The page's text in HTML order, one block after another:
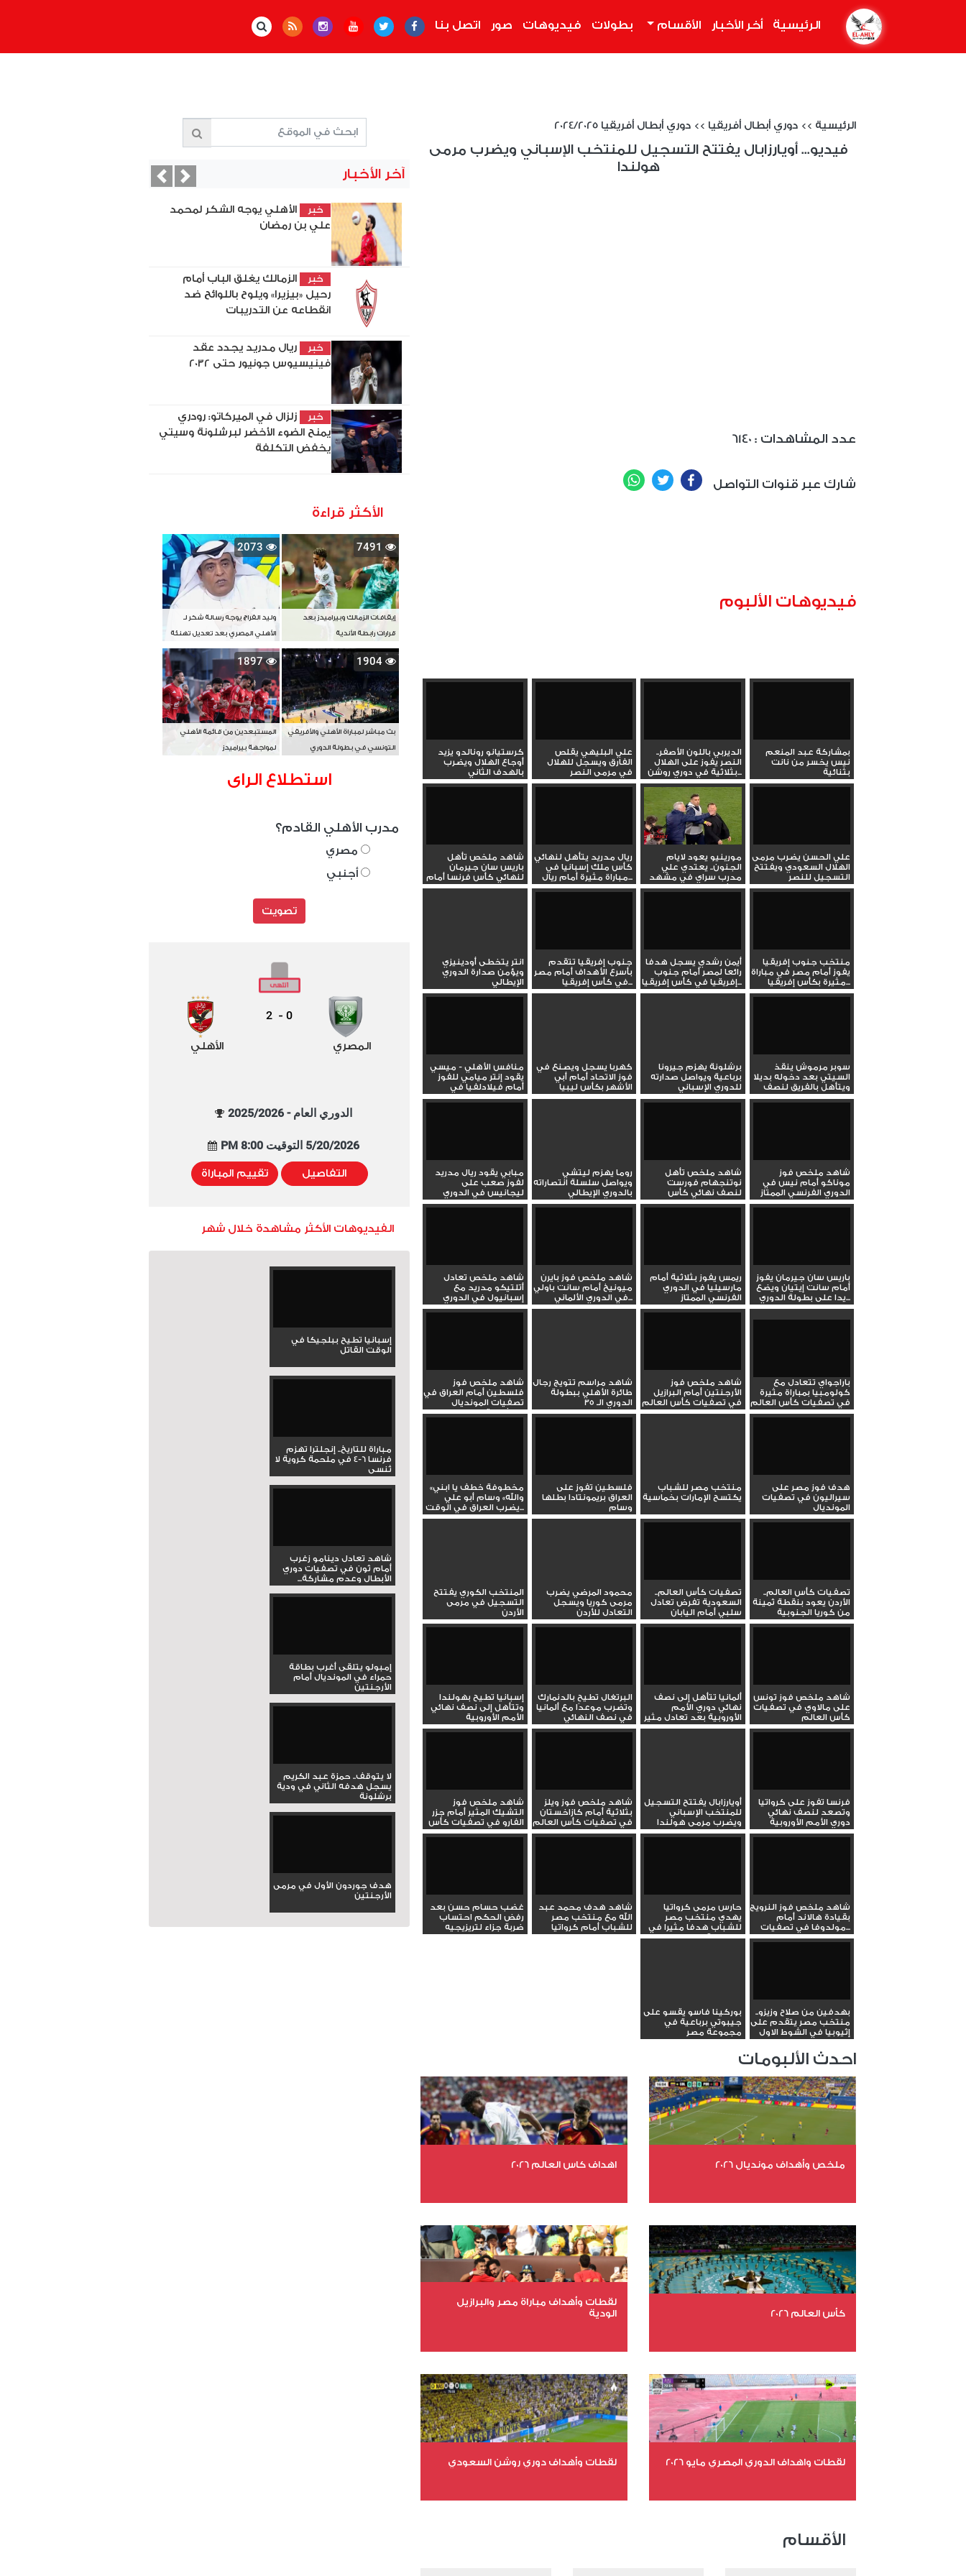
الرئيسية أخر الأخبار الأقسام بطولات فيديوهات صور اتصل بنا
الرئيسية >> دوري أبطال أفريقيا >> دوري أبطال أفريقيا 2024/2025
فيديو... أويارزابال يفتتح التسجيل للمنتخب الإسباني ويضرب مرمى
هولندا
6140 : عدد المشاهدات
شارك عبر قنوات التواصل Facebook
Twitter
WhatsApp
فيديوهات الألبوم
بمشاركة عبد المنعم
نيس يخسر من نانت
بثنائية
الديربي باللون الأصفر..
النصر يفوز على الهلال
بثلاثية في دوري روشن...
علي البليهي يقلص
الفارق ويسجل للهلال
في مرمى النصر
كرستيانو رونالدو يزيد
أوجاع الهلال ويضرب
بالهدف الثاني
علي الحسن يضرب مرمى
الهلال السعودي ويفتتح
التسجيل للنصر
مورينيو يعود لايام
الجنون.. يعتدي علي
مدرب سراي في مشهد
كارثي
ريال مدريد يتأهل لنهائي
كأس ملك إسبانيا في
مباراة مثيرة أمام ريال...
شاهد ملخص تأهل
باريس سان جيرمان
لنهائي كأس فرنسا أمام
دانكيرك
منتخب جنوب إفريقيا
يفوز أمام مصر في مباراة
مثيرة بكأس إفريقيا...
أيمن رشدي يسجل هدفا
رائعا لمصر أمام جنوب
إفريقيا في كأس إفريقيا...
جنوب إفريقيا تتقدم
بأسرع الأهداف أمام مصر
في كأس إفريقيا...
انتر يتخطى أودينيزي
ويؤمن صدارة الدوري
الإيطالي
سوبر مرموش ينقذ
السيتي بعد دخوله بديلا
ويتأهل بالفريق لنصف
نهائي...
برشلونة يهزم جيرونا
برباعية ويواصل صدارته
للدوري الإسباني
كهربا يسجل ويصنع في
فوز الاتحاد أمام أبي
الأشهر بكأس ليبيا
منافس الأهلي - ميسي
يقود إنتر ميامي للفوز
أمام فيلادلفيا في
الدوري...
شاهد ملخص فوز
موناكو أمام نيس في
الدوري الفرنسي الممتاز
شاهد ملخص تأهل
نوتنجهام فورست
لنصف نهائي كأس
الاتحاد الإنجليزي...
روما يهزم ليتشي
ويواصل سلسلة انتصاراته
بالدوري الإيطالي
مبابي يقود ريال مدريد
لفوز صعب على
ليجانيس في الدوري
باريس سان جيرمان يفوز
أمام سانت إيتيان ويضع
يدا على بطولة الدوري...
ريمس يفوز بثلاثية أمام
مارسيليا في الدوري
الفرنسي الممتاز
شاهد ملخص فوز بايرن
ميونيخ أمام سانت باولي
في الدوري الألماني...
شاهد ملخص تعادل
أتلتيكو مدريد مع
إسبانيول في الدوري
الإسباني...
باراجواي تتعادل مع
كولومبيا بمباراة مثيرة
في تصفيات كأس العالم
شاهد ملخص فوز
الأرجنتين أمام البرازيل
في تصفيات كأس العالم
شاهد مراسم تتويج رجال
طائرة الأهلي ببطولة
الدوري الـ 35
شاهد ملخص فوز
فلسطين أمام العراق في
تصفيات المونديال
بمشاركة وسام...
هدف فوز مصر على
سيراليون في تصفيات
المونديال
منتخب مصر للشباب
يكتسح الإمارات بخماسية
فلسطين تفوز على
العراق بريمونتادا بطلها
وسام
«مخطوفة خطف يا ابني
والله» وسام أبو علي
يضرب العراق في الوقت...
تصفيات كأس العالم..
الأردن يعود بنقطة ثمينة
من كوريا الجنوبية
تصفيات كأس العالم..
السعودية تفرض تعادل
سلبي أمام اليابان
محمود المرضي يضرب
مرمى كوريا ويسجل
التعادل للأردن
المنتخب الكوري يفتتح
التسجيل في مرمى
الأردن
شاهد ملخص فوز تونس
على مالاوي في تصفيات
كأس العالم
ألمانيا تتأهل إلى نصف
نهائي دوري الأمم
الأوروبية بعد تعادل مثير
مع...
البرتغال تطيح بالدنمارك
وتضرب موعدًا مع ألمانيا
في نصف النهائي
إسبانيا تطيح بهولندا
وتتأهل إلى نصف نهائي
الأمم الأوروبية
فرنسا تفوز على كرواتيا
وتصعد لنصف نهائي
دوري الأمم الأوروبية
أويارزابال يفتتح التسجيل
للمنتخب الإسباني
ويضرب مرمى هولندا
شاهد ملخص فوز ويلز
بثلاثية أمام كازاخستان
في تصفيات كأس العالم
شاهد ملخص فوز
التشيك المثير أمام جزر
الفارو في تصفيات كأس
العالم
شاهد ملخص فوز النرويج
بقيادة هالاند أمام
مولدوفا في تصفيات...
حارس مرمى كرواتيا
يهدي منتخب مصر
للشباب هدفا مثيرا في
البطولة...
شاهد هدف محمد عبد
الله مع منتخب مصر
للشباب أمام كرواتيا
غضب حسام حسن بعد
رفض الحكم احتساب
ضربة جزاء لتريزيجيه
بهدفين من صلاح وزيزو..
منتخب مصر يتقدم على
إثيوبيا في الشوط الاول
بوركينا فاسو يقسو على
جيبوتي برباعية في
مجموعة مصر
احدث الألبومات
ملخص وأهداف مونديال 2026
عدد المشاهدات 4806
اهداف كاس العالم 2026
عدد المشاهدات 1983
كأس العالم 2026
عدد المشاهدات 10755
لقطات وأهداف مباراة مصر والبرازيل
الودية
عدد المشاهدات 15688
لقطات واهداف الدوري المصري مايو 2026 لقطات وأهداف دوري روشن السعودي
الأقسام
آخر الأخبار
خبر
الأهلي يوجه الشكر لمحمد
علي بن رمضان
خبر
الزمالك يغلق الباب أمام
رحيل «بيزيرا» ويلوح باللوائح ضد
انقطاعه عن التدريبات
خبر
ريال مدريد يجدد عقد
فينيسيوس جونيور حتى 2032
خبر
زلزال في الميركاتو: رودري
يمنح الضوء الأخضر لبرشلونة وسيتي
يخفض التكلفة
PreviousNext
الأكثر قراءة
7491
إيقافات الزمالك وبيراميدز بعد
قرارات رابطة الأندية
2073
وليد الفراج يوجه رسالة شكر لـ
الأهلي المصري بعد تعديل تهنئة
بطل آسيا
1904
بث مباشر لمباراة الأهلي والأفريقي
التونسي في بطولة الدوري
1897
المستبعدين من قائمة الأهلي
لمواجهة بيراميدز
استطلاع الراى
مدرب الأهلي القادم؟
مصري
أجنبي
تصويت
المصري
0
-
2
الأهلي
الدوري العام - 2025/2026
5/20/2026 التوقيت 8:00 PM
التفاصيل تقييم المباراة
الفيديوهات الأكثر مشاهدة خلال شهر
إسبانيا تطيح ببلجيكا في
الوقت القاتل
مباراة للتاريخ.. إنجلترا تهزم
فرنسا 6-4 في ملحمة كروية لا
تُنسى
شاهد تعادل دينامو زغرب
أمام ثون في تصفيات دوري
الأبطال وعدم مشاركة...
إمبولو يتلقى أغرب بطاقة
حمراء في المونديال أمام
الأرجنتين
لا يتوقف.. حمزة عبد الكريم
يسجل هدفه الثاني في ودية
برشلونة
هدف جوردون الأول في مرمى
الأرجنتين